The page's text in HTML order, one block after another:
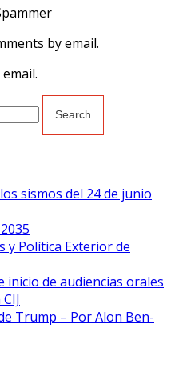
by email.
sismos del 24 de junio
y Política Exterior de
inicio de audiencias orales
Trump – Por Alon Ben-